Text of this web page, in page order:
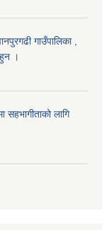
गाउँपालिका ,
हुन ।
सहभागीताको लागि